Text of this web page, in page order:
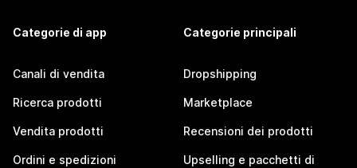
Categorie di app
Canali di vendita
Ricerca prodotti
Vendita prodotti
Ordini e spedizioni
Categorie principali
Dropshipping
Marketplace
Recensioni dei prodotti
Upselling e pacchetti di